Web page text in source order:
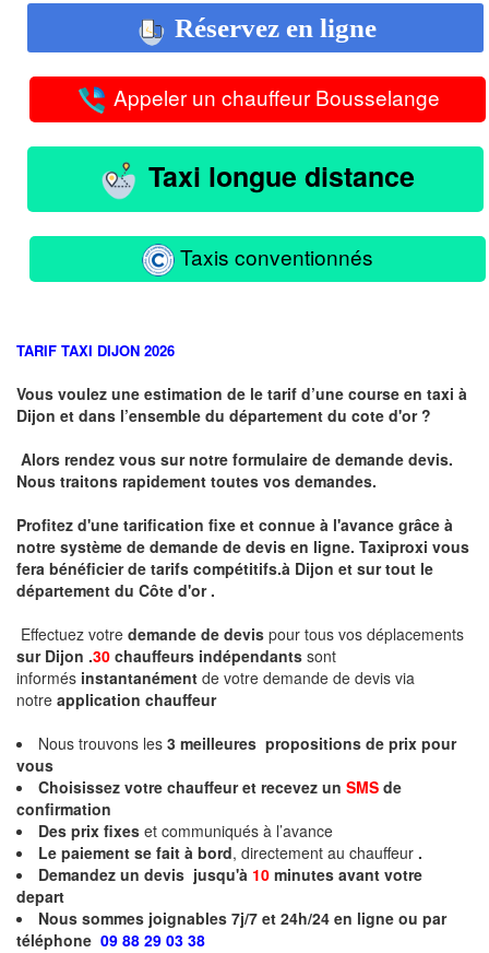
Réservez en ligne
Appeler un chauffeur Bousselange
Taxi longue distance
Taxis conventionnés
TARIF TAXI DIJON 2026
Vous voulez une estimation de le tarif d’une course en taxi à
Dijon et dans l’ensemble du département du cote d'or ?
Alors rendez vous sur notre formulaire de demande devis.
Nous traitons rapidement toutes vos demandes.
Profitez d'une tarification fixe et connue à l'avance grâce à
notre système de demande de devis en ligne. Taxiproxi vous
fera bénéficier de tarifs compétitifs.à Dijon et sur tout le
département du Côte d'or .
Effectuez votre demande de devis pour tous vos déplacements
sur Dijon .30 chauffeurs indépendants sont
informés instantanément de votre demande de devis via
notre application chauffeur
Nous trouvons les 3 meilleures propositions de prix pour
vous
Choisissez votre chauffeur et recevez un SMS de
confirmation
Des prix fixes et communiqués à l’avance
Le paiement se fait à bord, directement au chauffeur .
Demandez un devis jusqu'à 10 minutes avant votre
depart
Nous sommes joignables 7j/7 et 24h/24 en ligne ou par
téléphone 09 88 29 03 38